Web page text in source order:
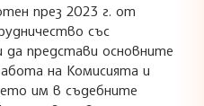
през 2023 г. от
със
да представи основните
на Комисията и
им в съдебните